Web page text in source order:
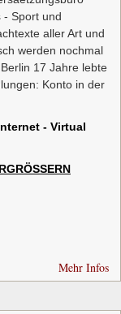
- Sport und
aller Art und
werden nochmal
17 Jahre lebte
Konto in der
- Virtual
Mehr Infos